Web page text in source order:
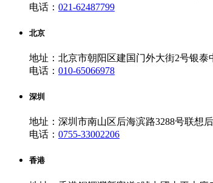
电话： 021-62487799
北京
地址：北京市朝阳区建国门外大街2号银泰
电话： 010-65066978
深圳
地址：深圳市南山区后海滨路3288号联想
电话： 0755-33002206
香港